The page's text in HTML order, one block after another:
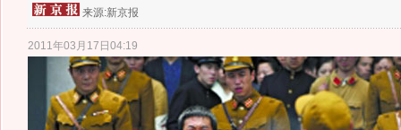
来源:新京报
2011年03月17日04:19